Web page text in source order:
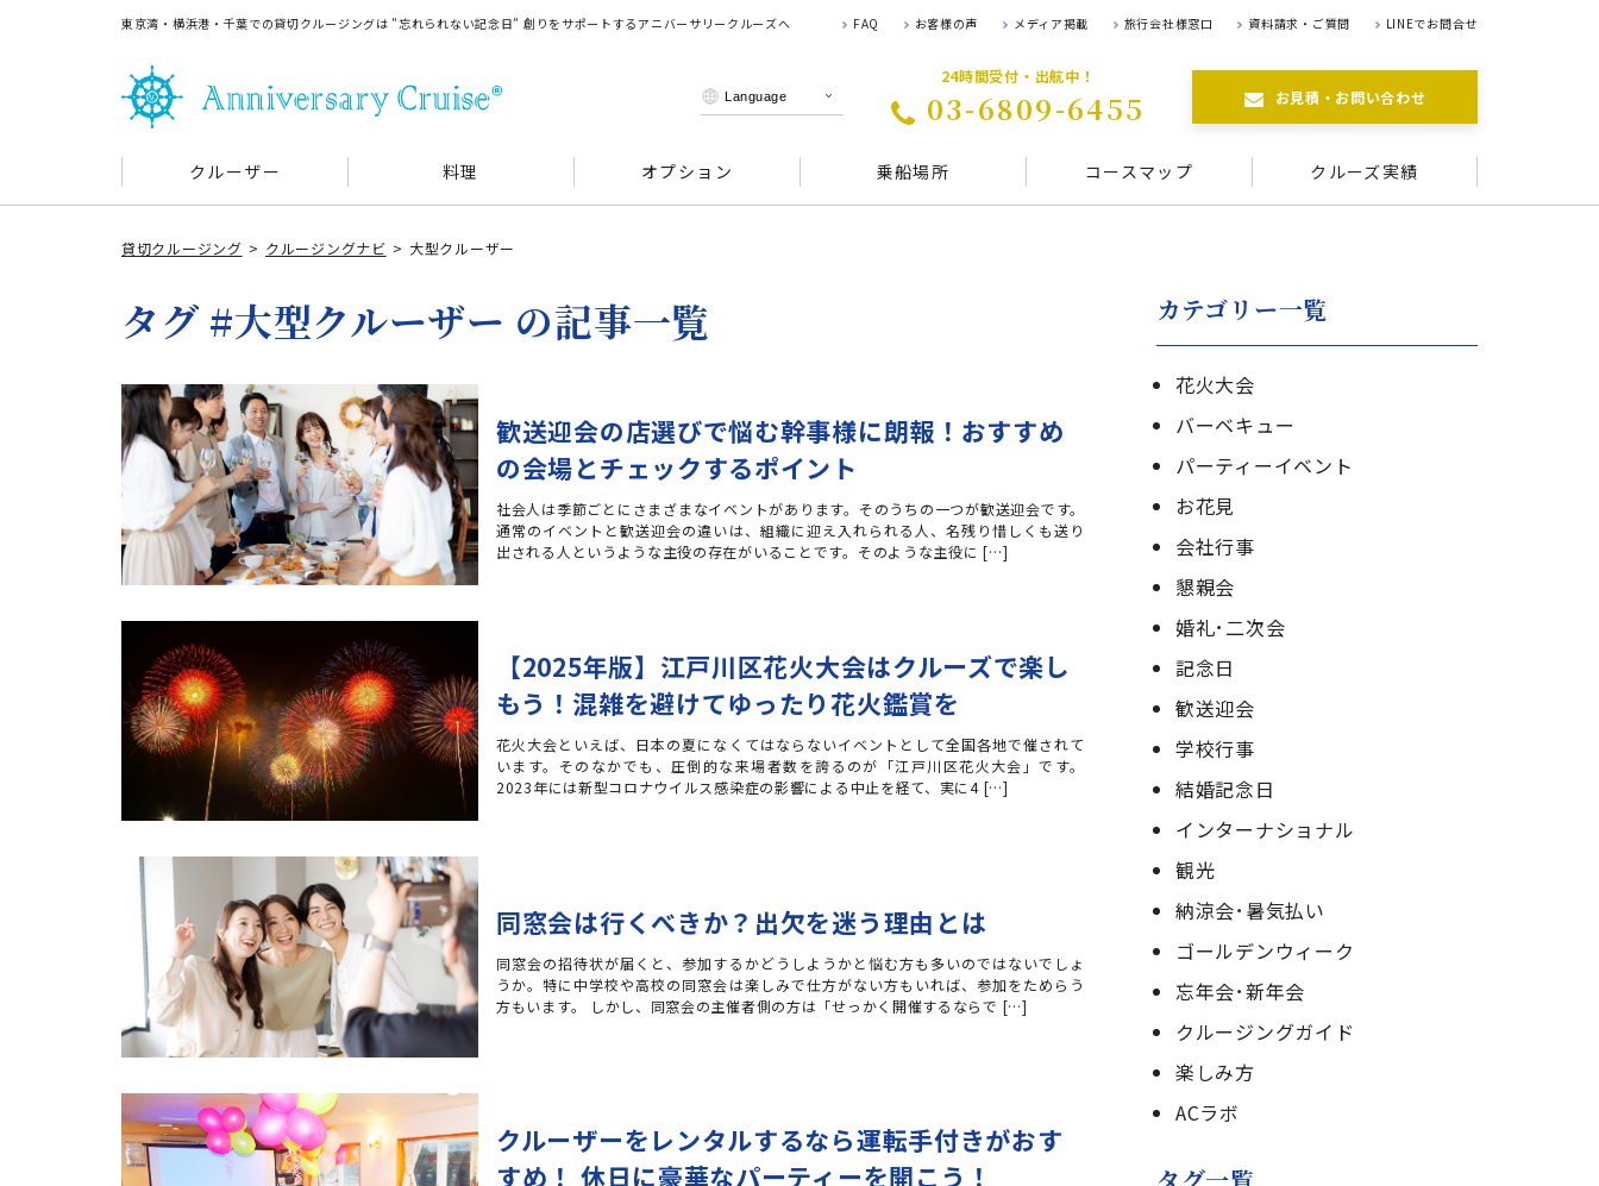
東京湾・横浜港・千葉での貸切クルージングは ”忘れられない記念日” 創りをサポートするアニバーサリークルーズへ FAQ お客様の声 メディア掲載 旅行会社様窓口 資料請求・ご質問 LINEでお問合せ
24時間受付・出航中！
03-6809-6455 お見積・お問い合わせ
クルーザー 料理 オプション 乗船場所 コースマップ クルーズ実績
貸切クルージング クルージングナビ 大型クルーザー
タグ #大型クルーザー の記事一覧
歓送迎会の店選びで悩む幹事様に朗報！おすすめ
の会場とチェックするポイント
社会人は季節ごとにさまざまなイベントがあります。そのうちの一つが歓送迎会です。
通常のイベントと歓送迎会の違いは、組織に迎え入れられる人、名残り惜しくも送り
出される人というような主役の存在がいることです。そのような主役に […]
【2025年版】江戸川区花火大会はクルーズで楽し
もう！混雑を避けてゆったり花火鑑賞を
花火大会といえば、日本の夏になくてはならないイベントとして全国各地で催されて
います。そのなかでも、圧倒的な来場者数を誇るのが「江戸川区花火大会」です。
2023年には新型コロナウイルス感染症の影響による中止を経て、実に4 […]
同窓会は行くべきか？出欠を迷う理由とは
同窓会の招待状が届くと、参加するかどうしようかと悩む方も多いのではないでしょ
うか。特に中学校や高校の同窓会は楽しみで仕方がない方もいれば、参加をためらう
方もいます。 しかし、同窓会の主催者側の方は「せっかく開催するならで […]
クルーザーをレンタルするなら運転手付きがおす
すめ！ 休日に豪華なパーティーを開こう！
カテゴリー一覧
花火大会
バーベキュー
パーティーイベント
お花見
会社行事
懇親会
婚礼･二次会
記念日
歓送迎会
学校行事
結婚記念日
インターナショナル
観光
納涼会･暑気払い
ゴールデンウィーク
忘年会･新年会
クルージングガイド
楽しみ方
ACラボ